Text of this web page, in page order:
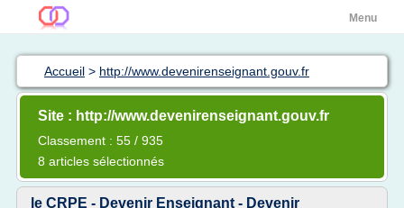
Menu
Accueil > http://www.devenirenseignant.gouv.fr
Site : http://www.devenirenseignant.gouv.fr
Classement : 55 / 935
8 articles sélectionnés
le CRPE - Devenir Enseignant - Devenir